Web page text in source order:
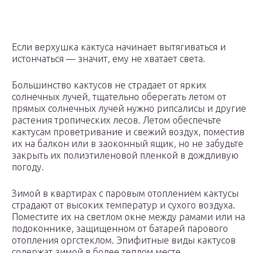
Если верхушка кактуса начинает вытягиваться и
истончаться — значит, ему не хватает света.
Большинство кактусов не страдает от ярких
солнечных лучей, тщательно оберегать летом от
прямых солнечных лучей нужно рипсалисы и другие
растения тропических лесов. Летом обеспечьте
кактусам проветривание и свежий воздух, поместив
их на балкон или в заоконный ящик, но не забудьте
закрыть их полиэтиленовой пленкой в дождливую
погоду.
Зимой в квартирах с паровым отоплением кактусы
страдают от высоких температур и сухого воздуха.
Поместите их на светлом окне между рамами или на
подоконнике, защищенном от батарей парового
отопления оргстеклом. Эпифитные виды кактусов